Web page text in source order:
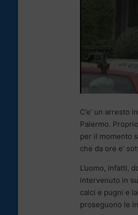
C’e’ un
Palermo.
per il momento
che da ore e’
L’uomo, infatti,
intervenuto in
calci e pugni e
proseguono le